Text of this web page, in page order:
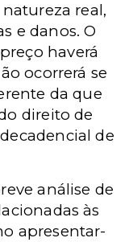
real,
e danos. O
haverá
ocorrerá se
da que
direito de
de
análise de
às
apresentar-